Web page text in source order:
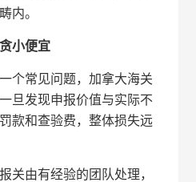
内。
小便宜
常见问题，加拿大海关
旦发现申报价值与实际不
款和查验费，整体损失远
由有经验的团队处理，